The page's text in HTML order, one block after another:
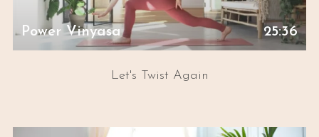
Power Vinyasa 25:36
Let's Twist Again